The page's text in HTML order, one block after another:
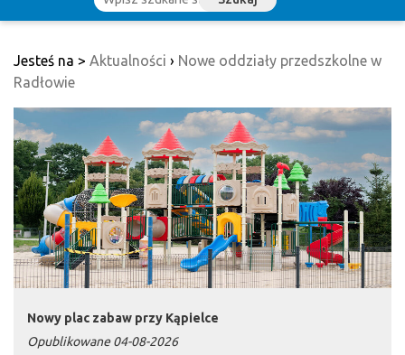
Jesteś na > Aktualności › Nowe oddziały przedszkolne w
Radłowie
Nowy plac zabaw przy Kąpielce
Opublikowane 04-08-2026